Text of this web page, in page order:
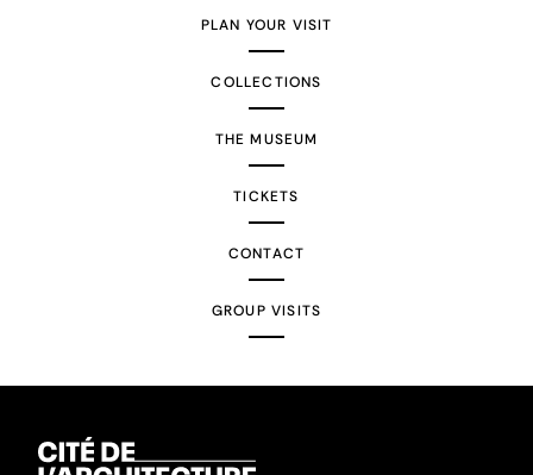
PLAN YOUR VISIT
COLLECTIONS
THE MUSEUM
TICKETS
CONTACT
GROUP VISITS